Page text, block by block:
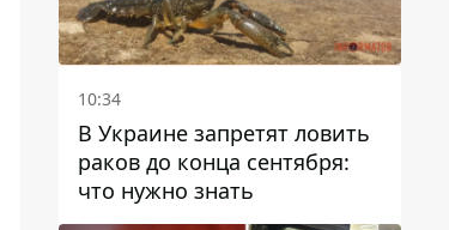
10:34
В Украине запретят ловить
раков до конца сентября:
что нужно знать